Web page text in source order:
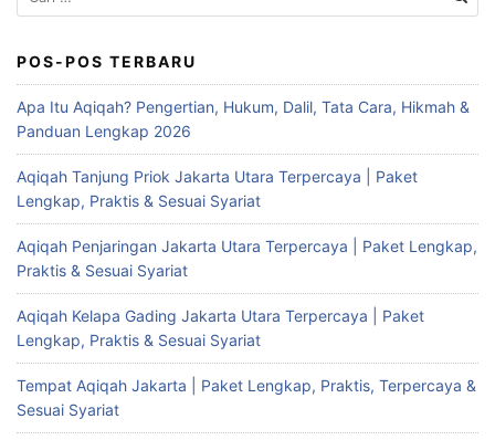
untuk:
POS-POS TERBARU
Apa Itu Aqiqah? Pengertian, Hukum, Dalil, Tata Cara, Hikmah &
Panduan Lengkap 2026
Aqiqah Tanjung Priok Jakarta Utara Terpercaya | Paket
Lengkap, Praktis & Sesuai Syariat
Aqiqah Penjaringan Jakarta Utara Terpercaya | Paket Lengkap,
Praktis & Sesuai Syariat
Aqiqah Kelapa Gading Jakarta Utara Terpercaya | Paket
Lengkap, Praktis & Sesuai Syariat
Tempat Aqiqah Jakarta | Paket Lengkap, Praktis, Terpercaya &
Sesuai Syariat